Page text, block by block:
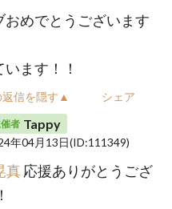
おめでとうございます
ます！！
返信を隠す▲ シェア
者 Tappy
年04月13日(ID:111349)
真応援ありがとうござ